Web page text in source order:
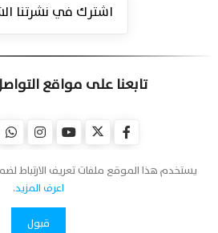
اشترك في نشرتنا
تابعنا على مواقع
يستخدم هذا الموقع ملفات تعريف الارتباط
اعرف المزيد.
قبول